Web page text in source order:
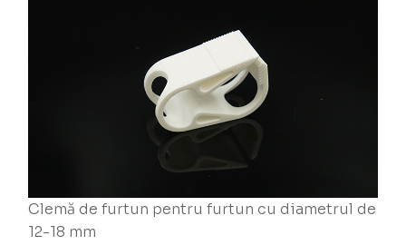
Clemă de furtun pentru furtun cu diametrul de
12-18 mm